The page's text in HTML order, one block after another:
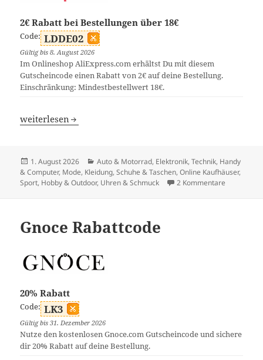
2€ Rabatt bei Bestellungen über 18€
Code: LDDE02
Gültig bis 8. August 2026
Im Onlineshop AliExpress.com erhältst Du mit diesem
Gutscheincode einen Rabatt von 2€ auf deine Bestellung.
Einschränkung: Mindestbestellwert 18€.
AliExpress Gutscheincode -15%
weiterlesen
Veröffentlicht
am
1. August 2026 Kategorien
Auto & Motorrad, Elektronik, Technik, Handy
& Computer, Mode, Kleidung, Schuhe & Taschen,Online Kaufhäuser,
Sport, Hobby & Outdoor, Uhren & Schmuck 2 Kommentare
Gnoce Rabattcode
20% Rabatt
Code: LK3
Gültig bis 31. Dezember 2026
Nutze den kostenlosen Gnoce.com Gutscheincode und sichere
dir 20% Rabatt auf deine Bestellung.